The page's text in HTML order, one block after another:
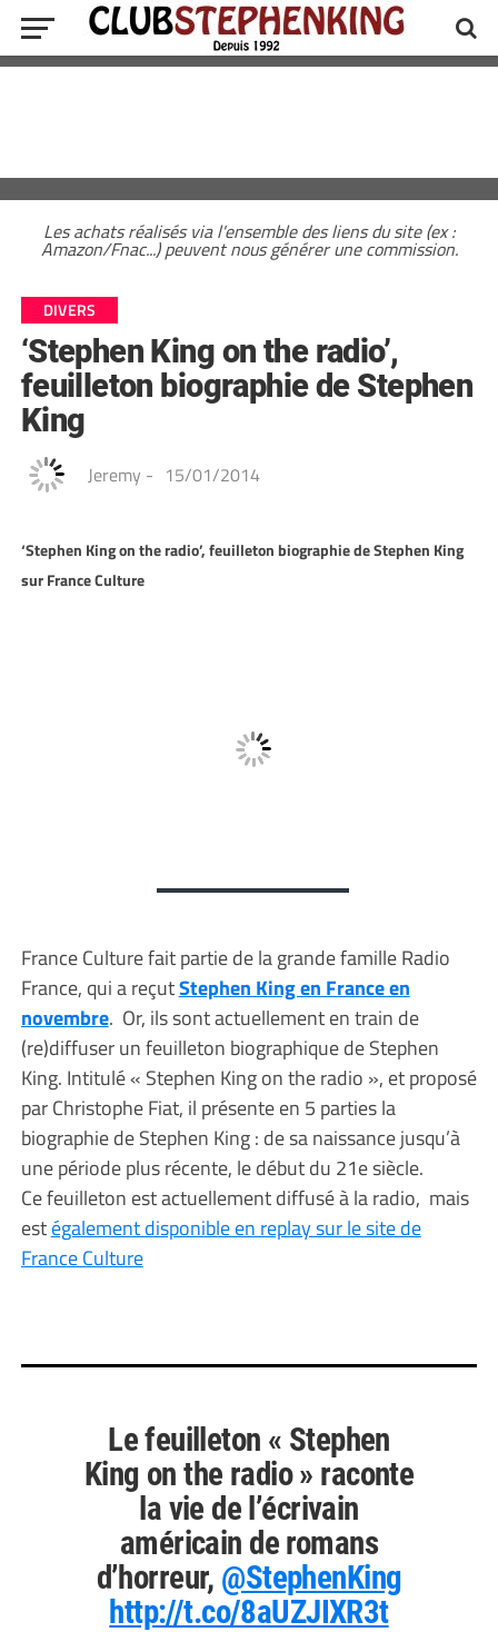
Les achats réalisés via l'ensemble des liens du site (ex :
Amazon/Fnac...) peuvent nous générer une commission.
DIVERS
‘Stephen King on the radio’,
feuilleton biographie de Stephen
King
Jeremy - 15/01/2014
‘Stephen King on the radio’, feuilleton biographie de Stephen King
sur France Culture
France Culture fait partie de la grande famille Radio
France, qui a reçutStephen King en France en
novembre. Or, ils sont actuellement en train de
(re)diffuser un feuilleton biographique de Stephen
King. Intitulé « Stephen King on the radio », et proposé
par Christophe Fiat, il présente en 5 parties la
biographie de Stephen King : de sa naissance jusqu’à
une période plus récente, le début du 21e siècle.
Ce feuilleton est actuellement diffusé à la radio, mais
estégalement disponible en replay sur le site de
France Culture
Le feuilleton « Stephen
King on the radio » raconte
la vie de l’écrivain
américain de romans
d’horreur, @StephenKing
http://t.co/8aUZJIXR3t